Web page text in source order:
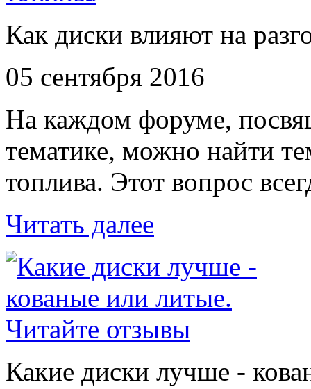
Как диски влияют на
05 сентября 2016
На каждом форуме,
тематике, можно найти
топлива. Этот вопрос
Читать далее
Какие диски лучше -